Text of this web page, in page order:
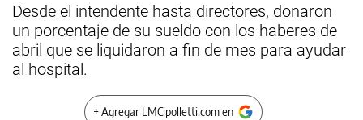
Desde el intendente hasta directores, donaron
un porcentaje de su sueldo con los haberes de
abril que se liquidaron a fin de mes para ayudar
al hospital.
+ Agregar LMCipolletti.com en